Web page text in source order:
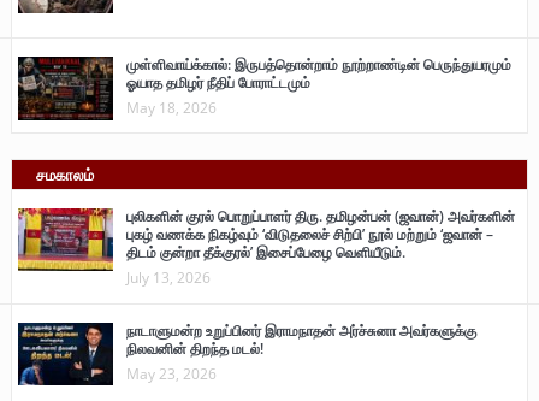
முள்ளிவாய்க்கால்: இருபத்தொன்றாம் நூற்றாண்டின் பெருந்துயரமும்
ஓயாத தமிழர் நீதிப் போராட்டமும்
May 18, 2026
சமகாலம்
புலிகளின் குரல் பொறுப்பாளர் திரு. தமிழன்பன் (ஜவான்) அவர்களின்
புகழ் வணக்க நிகழ்வும் ‘விடுதலைச் சிற்பி’ நூல் மற்றும் ‘ஜவான் –
திடம் குன்றா தீக்குரல்’ இசைப்பேழை வெளியீடும்.
July 13, 2026
நாடாளுமன்ற உறுப்பினர் இராமநாதன் அர்ச்சுனா அவர்களுக்கு
நிலவனின் திறந்த மடல்!
May 23, 2026